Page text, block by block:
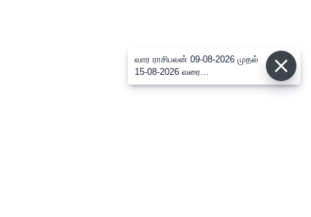
வார ராசிபலன் 09-08-2026 முதல்
15-08-2026 வரை...